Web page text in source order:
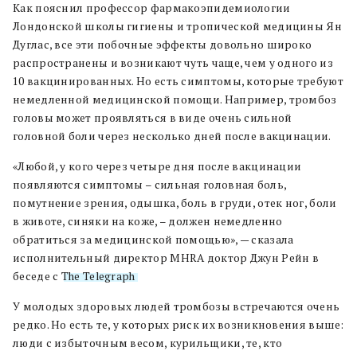
Как пояснил профессор фармакоэпидемиологии
Лондонской школы гигиены и тропической медицины Ян
Дуглас, все эти побочные эффекты довольно широко
распространены и возникают чуть чаще, чем у одного из
10 вакцинированных. Но есть симптомы, которые требуют
немедленной медицинской помощи. Например, тромбоз
головы может проявляться в виде очень сильной
головной боли через несколько дней после вакцинации.
«Любой, у кого через четыре дня после вакцинации
появляются симптомы – сильная головная боль,
помутнение зрения, одышка, боль в груди, отек ног, боли
в животе, синяки на коже, ­– должен немедленно
обратиться за медицинской помощью», — сказала
исполнительный директор MHRA доктор Джун Рейн в
беседе с The Telegraph.
У молодых здоровых людей тромбозы встречаются очень
редко. Но есть те, у которых риск их возникновения выше:
люди с избыточным весом, курильщики, те, кто